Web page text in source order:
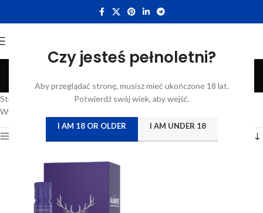
Czy jesteś pełnoletni?
Aby przeglądać stronę, musisz mieć ukończone 18 lat.
Potwierdź swój wiek, aby wejść.
I AM 18 OR OLDER I AM UNDER 18
12YO
Categories
Strona główna
Katalog/Produkty oznaczone “12YO”
Wyświetlanie jednego wyniku